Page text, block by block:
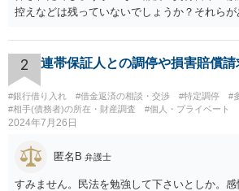
控えなどは残っていないでしょうか？それら
です。 彼の住所については住民票上の住所で
能です。 弁護士に依頼した際の費用にいては
されており法律事務所によって異なりますの
ますが、交渉を依頼すると①着手金が請求額×8
②成功報酬が16％、③実費というところでしょ
っては別途日当を請求するところもあると思
お伺いできればお伝えさせていただきますので
2 連帯保証人との調停や損害賠償請
#銀行借り入れ #借金返済の相談・交渉 #特定調停
#
#相手(債務者)の所在・財産調査
#個人・プライベート
2024年7月26日
匿名B 弁護士
すみません。民法を勉強して下さいとしか。